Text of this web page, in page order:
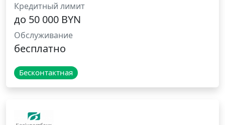
Кредитный лимит
до 50 000 BYN
Обслуживание
бесплатно
Бесконтактная